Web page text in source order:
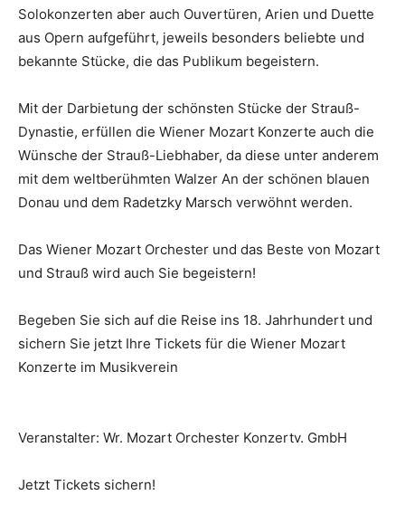
Solokonzerten aber auch Ouvertüren, Arien und Duette
aus Opern aufgeführt, jeweils besonders beliebte und
bekannte Stücke, die das Publikum begeistern.
Mit der Darbietung der schönsten Stücke der Strauß-
Dynastie, erfüllen die Wiener Mozart Konzerte auch die
Wünsche der Strauß-Liebhaber, da diese unter anderem
mit dem weltberühmten Walzer An der schönen blauen
Donau und dem Radetzky Marsch verwöhnt werden.
Das Wiener Mozart Orchester und das Beste von Mozart
und Strauß wird auch Sie begeistern!
Begeben Sie sich auf die Reise ins 18. Jahrhundert und
sichern Sie jetzt Ihre Tickets für die Wiener Mozart
Konzerte im Musikverein
Veranstalter: Wr. Mozart Orchester Konzertv. GmbH
Jetzt Tickets sichern!